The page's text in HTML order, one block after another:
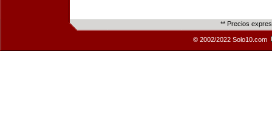
** Precios
© 2002/2022 Solo10.com